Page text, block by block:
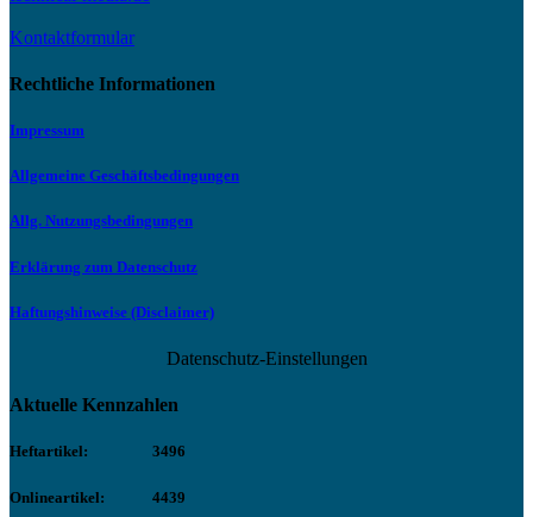
Kontaktformular
Rechtliche Informationen
Impressum
Allgemeine Geschäftsbedingungen
Allg. Nutzungsbedingungen
Erklärung zum Datenschutz
Haftungshinweise (Disclaimer)
Datenschutz-Einstellungen
Aktuelle Kennzahlen
Heftartikel: 3496
Onlineartikel: 4439